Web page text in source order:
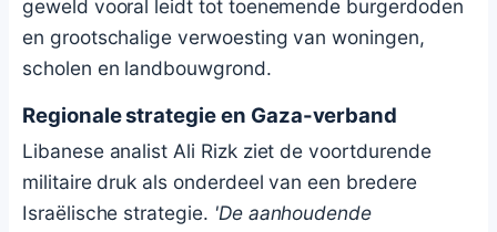
geweld vooral leidt tot toenemende burgerdoden
en grootschalige verwoesting van woningen,
scholen en landbouwgrond.
Regionale strategie en Gaza-verband
Libanese analist Ali Rizk ziet de voortdurende
militaire druk als onderdeel van een bredere
Israëlische strategie. 'De aanhoudende